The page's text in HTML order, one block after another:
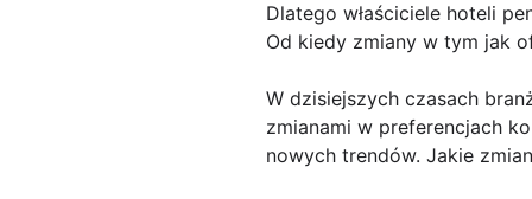
Dlatego właściciele hoteli
Od kiedy zmiany w tym jak
W dzisiejszych czasach
zmianami w preferencjach
nowych trendów. Jakie